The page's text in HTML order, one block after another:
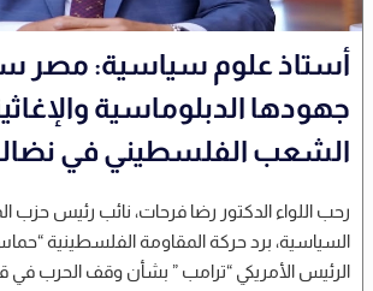
أستاذ علوم سياسية: مصر
جهودها الدبلوماسية
الشعب الفلسطيني في
رحب اللواء الدكتور رضا فرحات، نائب رئيس حزب
السياسية، برد حركة المقاومة الفلسطينية
الرئيس الأمريكي “ترامب ” بشأن وقف الحرب في